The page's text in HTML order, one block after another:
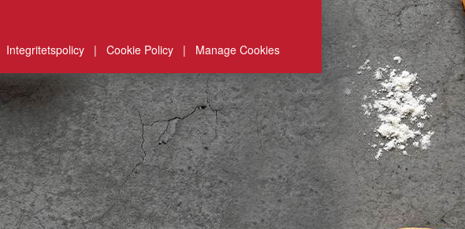
Integritetspolicy | Cookie Policy| Manage Cookies